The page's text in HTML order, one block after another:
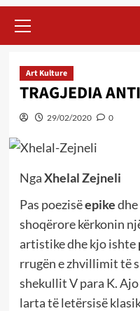
Menu
Art Kulture
TRAGJEDIA
29/02/2020 0
NgaXhelal Zejneli
Pas poezisëepikedhe
shoqërore kërkonin
artistike dhe kjo ishte
rrugën e zhvillimit të
shekullit V para K.Ajo
larta të letërsisë